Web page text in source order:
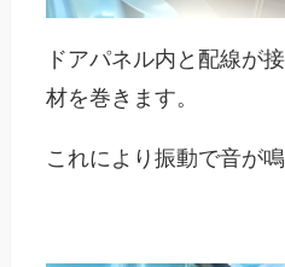
ドアパネル内と配線が
材を巻きます。
これにより振動で音が